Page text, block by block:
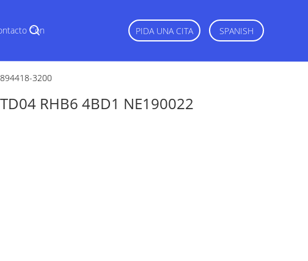
Con PIDA UNA CITA SPANISH
3200
RHB6 4BD1 NE190022